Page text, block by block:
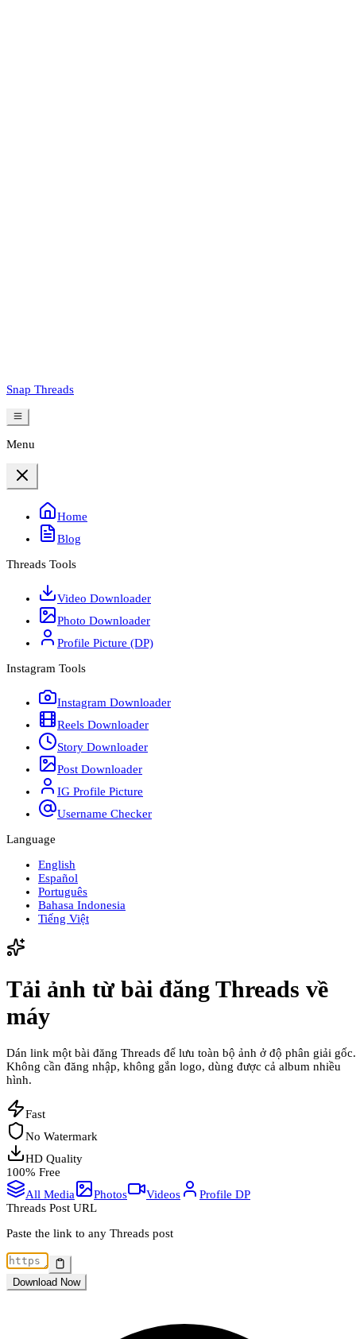
Snap Threads
Menu
Home
Blog
Threads Tools
Video Downloader
Photo Downloader
Profile Picture (DP)
Instagram Tools
Instagram Downloader
Reels Downloader
Story Downloader
Post Downloader
IG Profile Picture
Username Checker
Language
English
Español
Português
Bahasa Indonesia
Tiếng Việt
Tải ảnh từ bài đăng Threads về
máy
Dán link một bài đăng Threads để lưu toàn bộ ảnh ở độ phân giải gốc.
Không cần đăng nhập, không gắn logo, dùng được cả album nhiều
hình.
Fast
No Watermark
HD Quality
100% Free
All Media
Photos Videos
Profile DP
Threads Post URL
Paste the link to any Threads post
Download Now